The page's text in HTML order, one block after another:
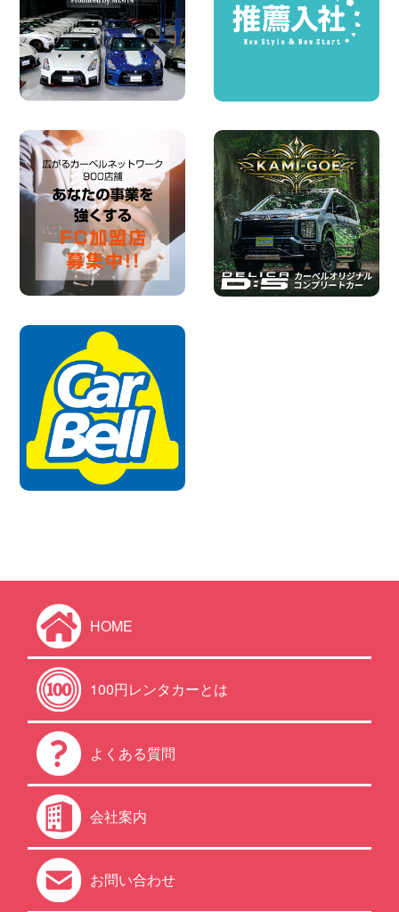
旭南本宿町店
100円レンタカー 横浜旭南本宿町
2026年08月07日
HOME
100円レンタカーとは
よくある質問
会社案内
お問い合わせ